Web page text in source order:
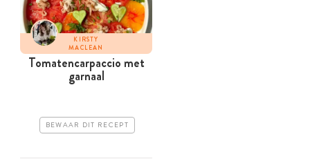
KIRSTY
MACLEAN
Tomatencarpaccio met
garnaal
BEWAAR DIT RECEPT